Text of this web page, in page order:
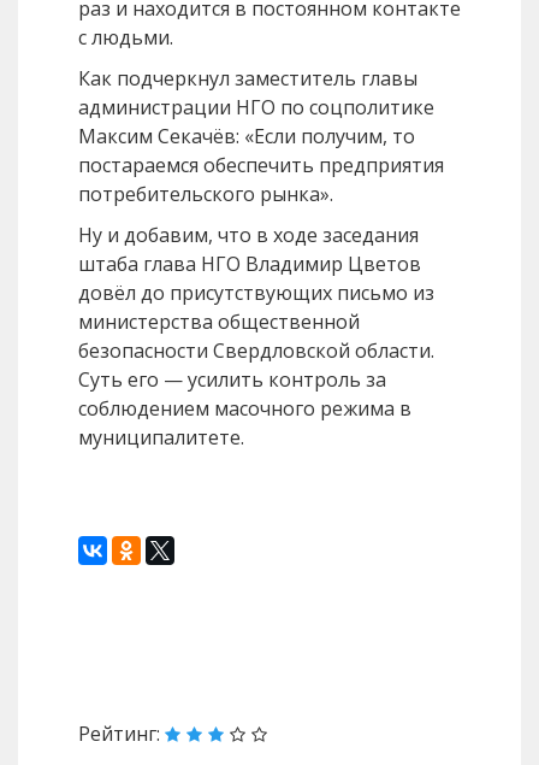
раз и находится в постоянном контакте
с людьми.
Как подчеркнул заместитель главы
администрации НГО по соцполитике
Максим Секачёв: «Если получим, то
постараемся обеспечить предприятия
потребительского рынка».
Ну и добавим, что в ходе заседания
штаба глава НГО Владимир Цветов
довёл до присутствующих письмо из
министерства общественной
безопасности Свердловской области.
Суть его — усилить контроль за
соблюдением масочного режима в
муниципалитете.
Рейтинг: